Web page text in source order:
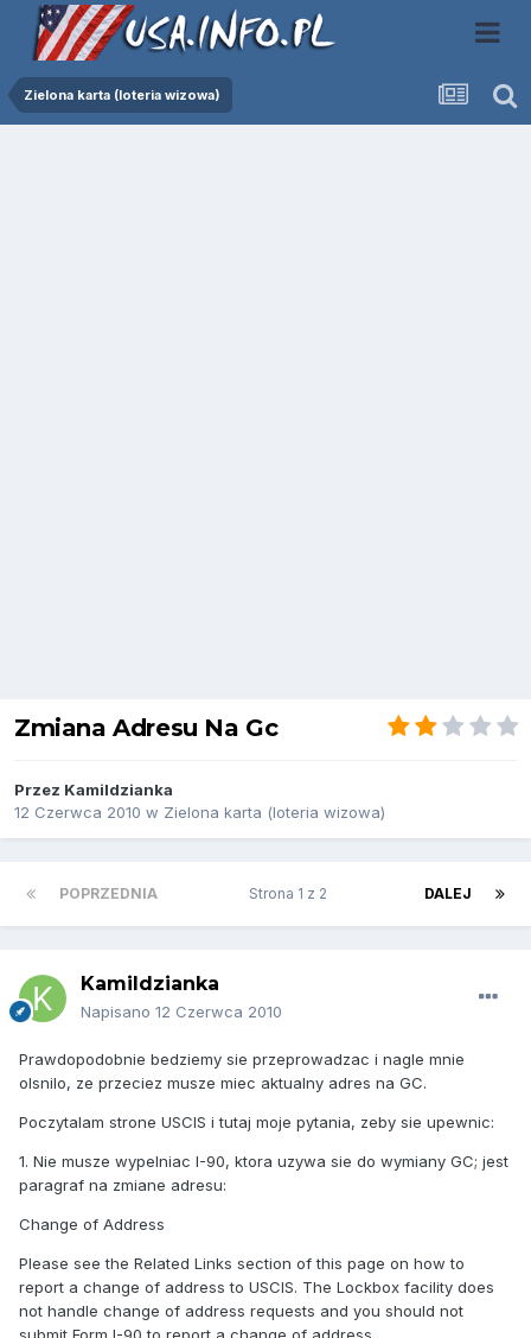
Zielona karta (loteria wizowa)
Zmiana Adresu Na Gc
Przez Kamildzianka
12 Czerwca 2010 w Zielona karta (loteria wizowa)
POPRZEDNIA DALEJ
Strona 1 z 2
Kamildzianka
Napisano 12 Czerwca 2010
Prawdopodobnie bedziemy sie przeprowadzac i nagle mnie
olsnilo, ze przeciez musze miec aktualny adres na GC.
Poczytalam strone USCIS i tutaj moje pytania, zeby sie upewnic:
1. Nie musze wypelniac I-90, ktora uzywa sie do wymiany GC; jest
paragraf na zmiane adresu:
Change of Address
Please see the Related Links section of this page on how to
report a change of address to USCIS. The Lockbox facility does
not handle change of address requests and you should not